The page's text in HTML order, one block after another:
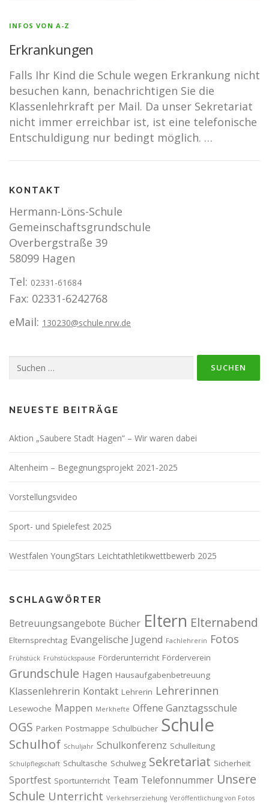
INFOS VON A-Z
Erkrankungen
Falls Ihr Kind die Schule wegen Erkrankung nicht
besuchen kann, benachrichtigen Sie die
Klassenlehrkraft per Mail. Da unser Sekretariat
nicht immer erreichbar ist, ist eine telefonische
Entschuldigung nur bedingt möglich. …
KONTAKT
Hermann-Löns-Schule
Gemeinschaftsgrundschule
Overbergstraße 39
58099 Hagen
Tel: 02331-61684
Fax: 02331-6242768
eMail: 130230@schule.nrw.de
Suchen
NEUESTE BEITRÄGE
Aktion „Saubere Stadt Hagen“ – Wir waren dabei
Altenheim – Begegnungsprojekt 2021-2025
Vorstellungsvideo
Sport- und Spielefest 2025
Westfalen YoungStars Leichtathletikwettbewerb 2025
SCHLAGWÖRTER
Betreuungsangebote Bücher Eltern Elternabend
Elternsprechtag Evangelische Jugend Fachlehrerin Fotos
Frühstück Frühstückspause Förderunterricht Förderverein
Grundschule Hagen Hausaufgabenbetreuung
Klassenlehrerin Kontakt Lehrerin Lehrerinnen
Lesewoche Mappen Merkhefte Offene Ganztagsschule
OGS Parken Postmappe Schulbücher Schule
Schulhof Schuljahr Schulkonferenz Schulleitung
Schulpflegschaft Schultasche Schulweg Sekretariat Sicherheit
Sportfest Sportunterricht Team Telefonnummer Unsere
Schule Unterricht Verkehrserziehung Veröffentlichung von Fotos